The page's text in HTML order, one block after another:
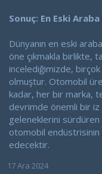
Sonuç: En Eski
Dünyanın en eski
öne çıkmakla birlikte,
incelediğimizde, birçok
olmuştur. Otomobil
kadar, her bir marka,
devrimde önemli bir iz
geleneklerini
otomobil
edecektir.
17 Ara 2024